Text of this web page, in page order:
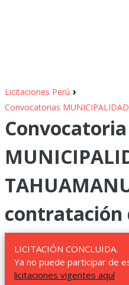
Licitaciones Perú ›
Convocatorias
Convocatoria
contratación
LICITACIÓN CONCLUIDA.
Ya no puede participar de
licitaciones vigentes aquí